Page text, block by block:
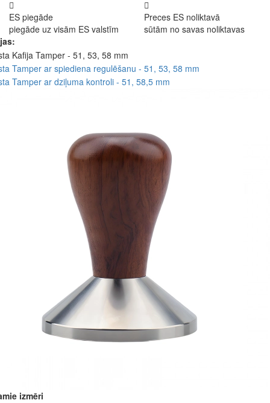
ES piegāde
piegāde uz visām ES valstīm
Preces ES noliktavā
sūtām no savas noliktavas
izmēri